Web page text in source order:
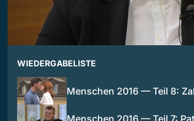
WIEDERGABELISTE
Menschen 2016 — Teil 8:
Menschen 2016 — Teil 7: